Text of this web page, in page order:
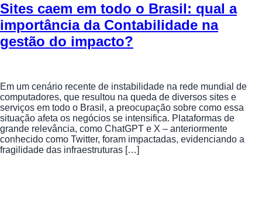
Sites caem em todo o Brasil: qual a
importância da Contabilidade na
gestão do impacto?
Em um cenário recente de instabilidade na rede mundial de
computadores, que resultou na queda de diversos sites e
serviços em todo o Brasil, a preocupação sobre como essa
situação afeta os negócios se intensifica. Plataformas de
grande relevância, como ChatGPT e X – anteriormente
conhecido como Twitter, foram impactadas, evidenciando a
fragilidade das infraestruturas […]